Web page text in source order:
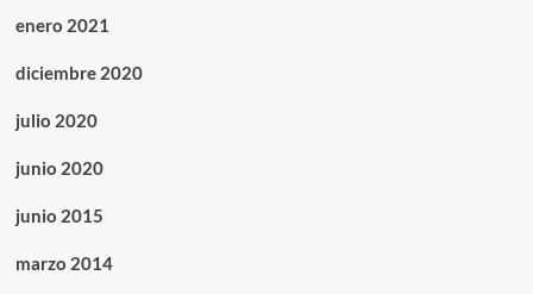
enero 2021
diciembre 2020
julio 2020
junio 2020
junio 2015
marzo 2014